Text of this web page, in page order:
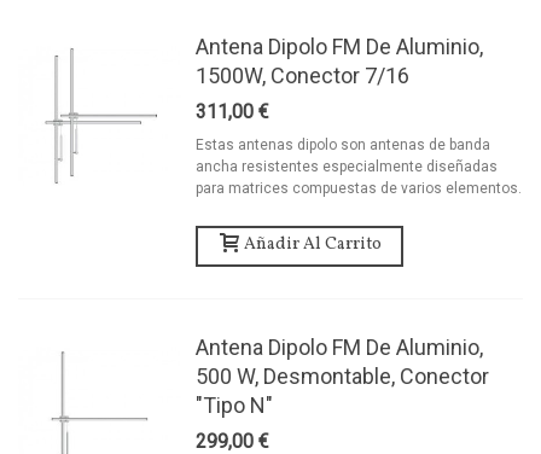
Antena Dipolo FM De Aluminio,
1500W, Conector 7/16
311,00 €
Estas antenas dipolo son antenas de banda
ancha resistentes especialmente diseñadas
para matrices compuestas de varios elementos.
Añadir Al Carrito
Antena Dipolo FM De Aluminio,
500 W, Desmontable, Conector
"tipo N"
299,00 €